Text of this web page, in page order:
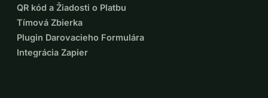
QR kód a Žiadosti o Platbu
Tímová Zbierka
Plugin Darovacieho Formulára
Integrácia Zapier